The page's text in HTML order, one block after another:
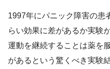
1997年にパニック障害の患
らい効果に差があるか実験
運動を継続することは薬を
があるという驚くべき実験